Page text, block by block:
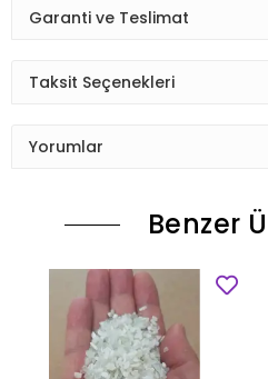
Garanti ve Teslimat
Taksit Seçenekleri
Yorumlar
Benzer